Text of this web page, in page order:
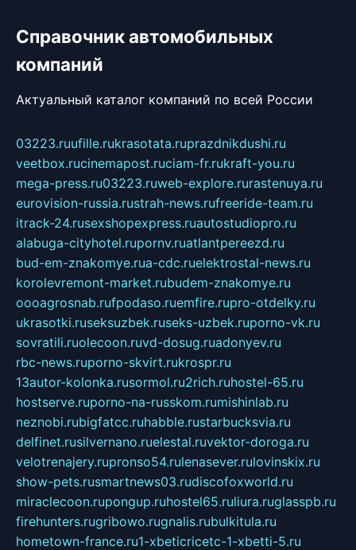
Справочник автомобильных
компаний
Актуальный каталог компаний по всей России
03223.ruufille.rukrasotata.ruprazdnikdushi.ru
veetbox.rucinemapost.ruciam-fr.rukraft-you.ru
mega-press.ru03223.ruweb-explore.rurastenuya.ru
eurovision-russia.rustrah-news.rufreeride-team.ru
itrack-24.rusexshopexpress.ruautostudiopro.ru
alabuga-cityhotel.rupornv.ruatlantpereezd.ru
bud-em-znakomye.rua-cdc.ruelektrostal-news.ru
korolevremont-market.rubudem-znakomye.ru
oooagrosnab.rufpodaso.ruemfire.rupro-otdelky.ru
ukrasotki.ruseksuzbek.ruseks-uzbek.ruporno-vk.ru
sovratili.ruolecoon.ruvd-dosug.ruadonyev.ru
rbc-news.ruporno-skvirt.rukrospr.ru
13autor-kolonka.rusormol.ru2rich.ruhostel-65.ru
hostserve.ruporno-na-russkom.rumishinlab.ru
neznobi.rubigfatcc.ruhabble.rustarbucksvia.ru
delfinet.rusilvernano.ruelestal.ruvektor-doroga.ru
velotrenajery.rupronso54.rulenasever.rulovinskix.ru
show-pets.rusmartnews03.rudiscofoxworld.ru
miraclecoon.rupongup.ruhostel65.ruliura.ruglasspb.ru
firehunters.rugribowo.rugnalis.rubulkitula.ru
hometown-france.ru1-xbeticricetc-1-xbetti-5.ru